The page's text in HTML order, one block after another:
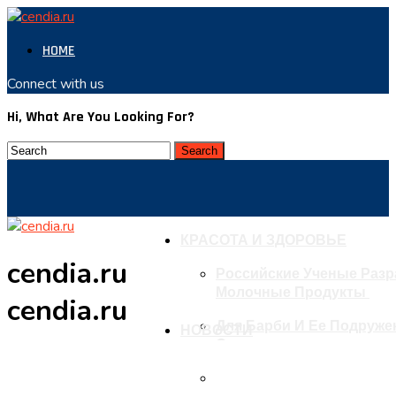
HOME
Connect with us
Hi, What Are You Looking For?
cendia.ru
cendia.ru
НОВОСТИ